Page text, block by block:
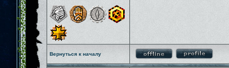
Вернуться к началу